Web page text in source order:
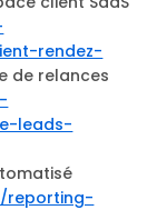
rendez-
de relances
leads-
reporting-